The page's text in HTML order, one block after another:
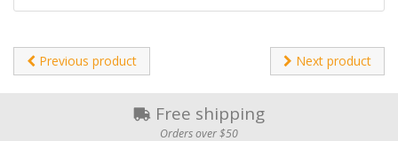
Previous product Next product
Free shipping
Orders over $50